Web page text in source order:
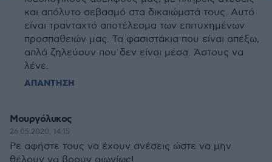
και απόλυτο σεβασμό στα δικαιώματά τους. Αυτό
είναι τρανταχτό αποτέλεσμα των επιτυχημένων
προσπαθειών μας. Τα φασιστάκια που είναι απέξω,
απλά ζηλεύουν που δεν είναι μέσα. Άστους να
λένε.
ΑΠΑΝΤΗΣΗ
Μουργόλυκος
26.05.2020, 14:15
Ρε αφήστε τους να έχουν ανέσεις ώστε να μην